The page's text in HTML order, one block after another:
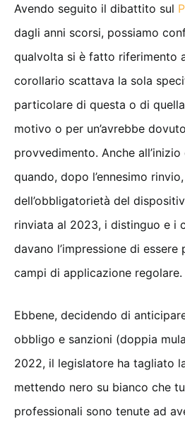
Avendo seguito il dibattito sul
dagli anni scorsi, possiamo
qualvolta si è fatto riferimento
corollario scattava la sola
particolare di questa o di
motivo o per un’avrebbe
provvedimento. Anche
quando, dopo l’ennesimo
dell’obbligatorietà del
rinviata al 2023, i distinguo e i
davano l’impressione di essere
campi di applicazione regolare.
Ebbene, decidendo di
obbligo e sanzioni (doppia
2022, il legislatore ha tagliato
mettendo nero su bianco che
professionali sono tenute ad